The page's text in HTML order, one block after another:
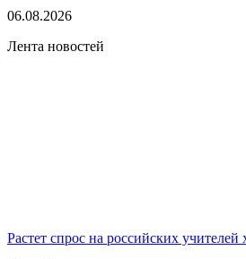
06.08.2026
Лента новостей
Растет спрос на российских